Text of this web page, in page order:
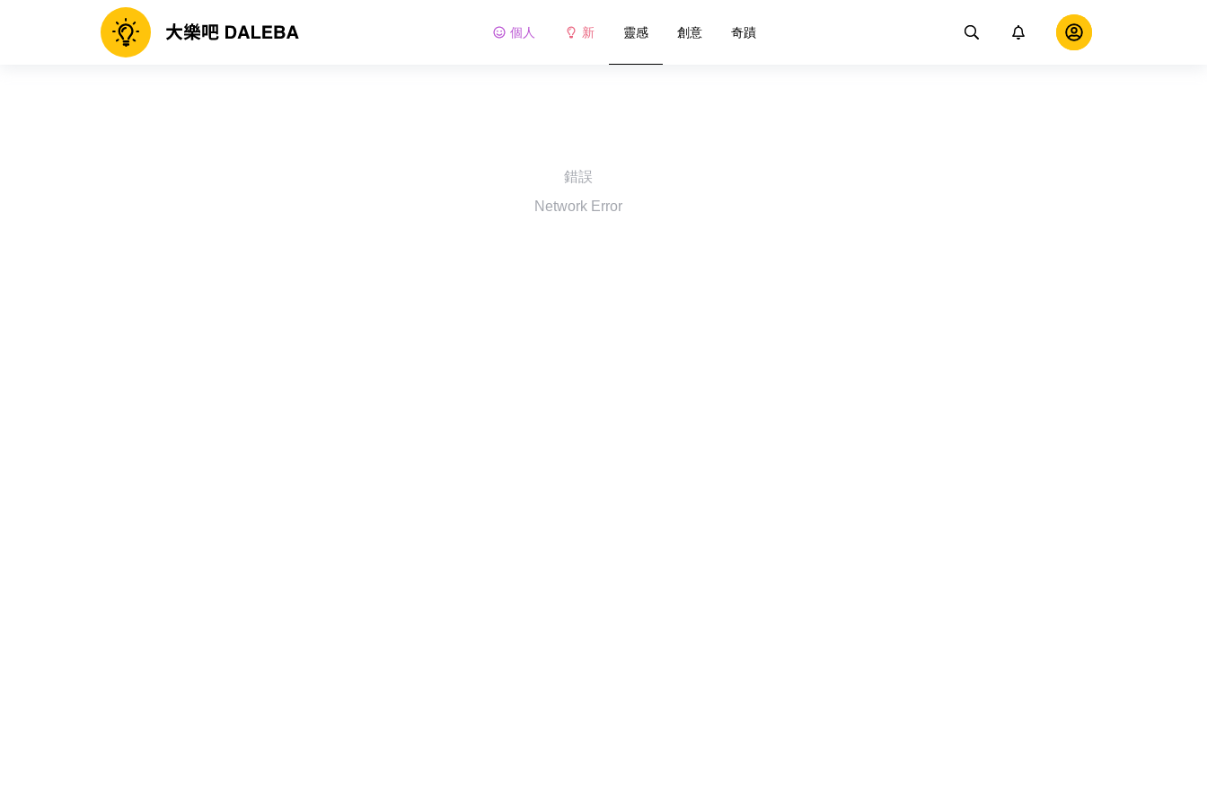
個人 新 靈感 創意 奇蹟
錯誤
Network Error